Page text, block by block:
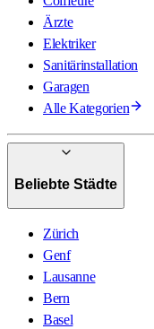
Ärzte
Elektriker
Sanitärinstallation
Garagen
Alle Kategorien
Beliebte Städte
Zürich
Genf
Lausanne
Bern
Basel